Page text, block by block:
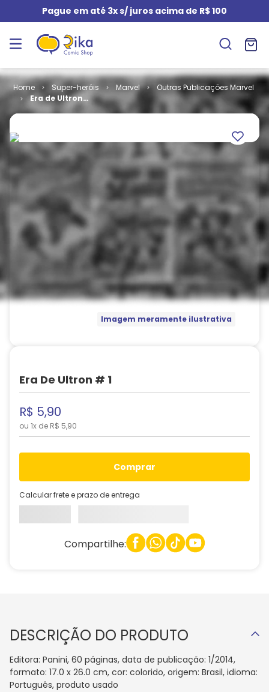
Pague em até 3x s/ juros acima de R$ 100
Super-heróis Marvel
Outras Publicações Marvel
Era de Ultron
# 1
Imagem meramente ilustrativa
Era De Ultron # 1
R$ 5,90
ou 1x de R$ 5,90
comprar
Calcular frete e prazo de entrega
Compartilhe:
DESCRIÇÃO DO PRODUTO
Editora: Panini, 60 páginas, data de publicação: 1/2014,
formato: 17.0 x 26.0 cm, cor: colorido, origem: Brasil, idioma:
Português, produto usado